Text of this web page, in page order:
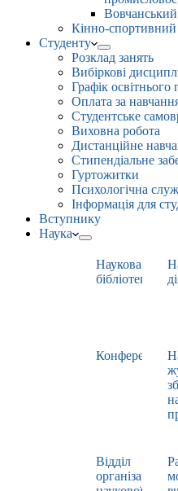
Кінно-
Студенту
Розклад занять
Вибіркові
Графік освітнього
Оплата за
Студентське
Виховна робота
Дистанційне
Стипендіальне
Гуртожитки
Психологічна
Інформація для
Вступнику
Наука
Наукова
бібліотека
Конференції
Відділ
організації